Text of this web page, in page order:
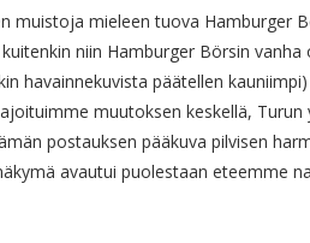
muistoja mieleen tuova Hamburger
niin Hamburger Börsin
havainnekuvista päätellen
muutoksen keskellä,
postauksen pääkuva pilvisen
avautui puolestaan eteemme